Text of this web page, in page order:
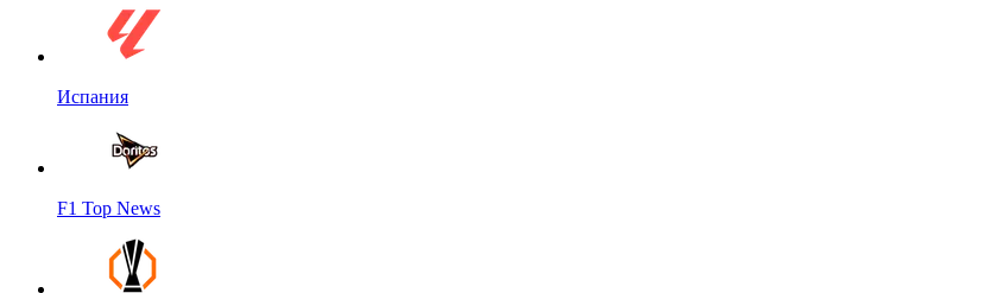
Испания
F1 Top News